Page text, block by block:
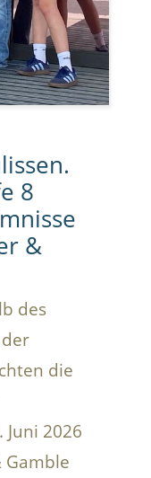
8
&
des
die
2026
Gamble